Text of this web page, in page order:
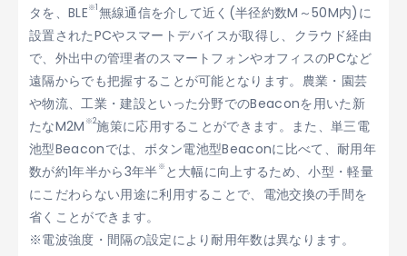
タを、BLE※1無線通信を介して近く(半径約数M～50M内)に
設置されたPCやスマートデバイスが取得し、クラウド経由
で、外出中の管理者のスマートフォンやオフィスのPCなど
遠隔からでも把握することが可能となります。農業・園芸
や物流、工業・建設といった分野でのBeaconを用いた新
たなM2M ※2施策に応用することができます。また、単三電
池型Beaconでは、ボタン電池型Beaconに比べて、耐用年
数が約1年半から3年半※ と大幅に向上するため、小型・軽量
にこだわらない用途に利用することで、電池交換の手間を
省くことができます。
※電波強度・間隔の設定により耐用年数は異なります。